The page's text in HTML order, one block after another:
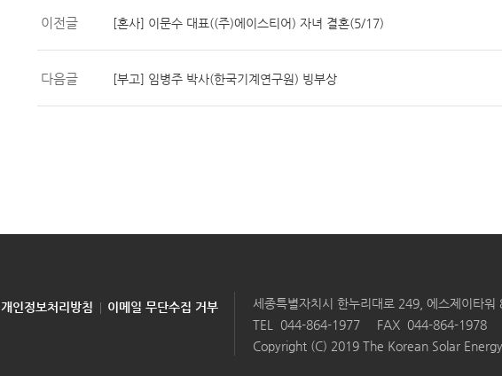
이전글 [혼사] 이문수 대표((주)에이스티어) 자녀 결혼(5/17)
다음글 [부고] 임병주 박사(한국기계연구원) 빙부상
개인정보처리방침 이메일 무단수집 거부
세종특별자치시 한누리대로 249, 에스제이타
TEL 044-864-1977 FAX 044-864-1978
Copyright (C) 2019 The Korean Solar